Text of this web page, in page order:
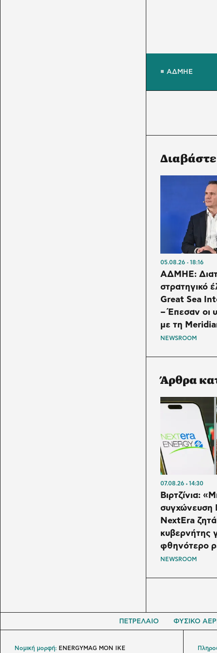
ΑΔΜΗΕ
05.08.26 18:16
ΑΔΜΗΕ:
στρατηγικό
Great Sea
– Έπεσαν οι
με τη
NEWSROOM
Άρθρα
07.08.26 14:30
Βιρτζίνια:
συγχώνευση
NextEra
κυβερνήτης
φθηνότερο
NEWSROOM
ΠΕΤΡΕΛΑΙΟ ΦΥΣΙΚΟ
Νομική μορφή: ENERGYMAG MON IKE